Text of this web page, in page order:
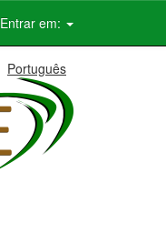
Entrar em:
Português